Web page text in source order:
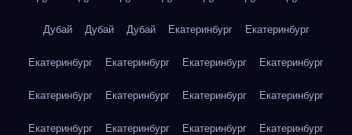
Дубай Дубай Дубай Екатеринбург Екатеринбург
Екатеринбург Екатеринбург Екатеринбург Екатеринбург
Екатеринбург Екатеринбург Екатеринбург Екатеринбург
Екатеринбург Екатеринбург Екатеринбург Екатеринбург